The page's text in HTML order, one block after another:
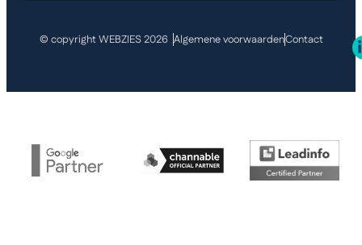
© copyright WEBZIES 2026 Algemene voorwaardenContact